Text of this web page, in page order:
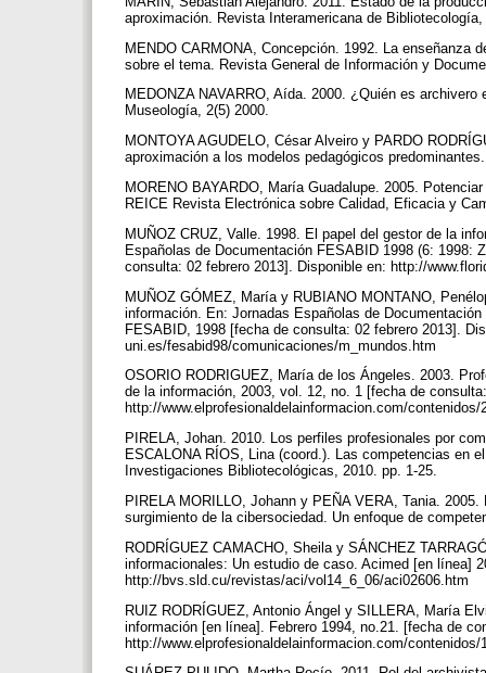
aproximación. Revista Interamericana de
MENDO CARMONA, Concepción. 1992. La enseñanza
sobre el tema. Revista General de Información y
MEDONZA NAVARRO, Aída. 2000. ¿Quién es
Museología, 2(5) 2000.
MONTOYA AGUDELO, César Alveiro y PARDO
aproximación a los modelos pedagógicos
MORENO BAYARDO, María Guadalupe. 2005.
REICE Revista Electrónica sobre Calidad, Eficacia y
MUÑOZ CRUZ, Valle. 1998. El papel del gestor de la
Españolas de Documentación FESABID 1998 (6:
consulta: 02 febrero 2013]. Disponible en: http://
MUÑOZ GÓMEZ, María y RUBIANO MONTANO,
información. En: Jornadas Españolas de
FESABID, 1998 [fecha de consulta: 02 febrero 2013].
uni.es/fesabid98/comunicaciones/m_mundos.htm
OSORIO RODRIGUEZ, María de los Ángeles. 2003.
de la información, 2003, vol. 12, no. 1 [fecha de
http://www.elprofesionaldelainformacion.com/
PIRELA, Johan. 2010. Los perfiles profesionales por
ESCALONA RÍOS, Lina (coord.). Las competencias en
Investigaciones Bibliotecológicas, 2010. pp. 1-25.
PIRELA MORILLO, Johann y PEÑA VERA, Tania.
surgimiento de la cibersociedad. Un enfoque de
RODRÍGUEZ CAMACHO, Sheila y SÁNCHEZ
informacionales: Un estudio de caso. Acimed [en línea]
http://bvs.sld.cu/revistas/aci/vol14_6_06/aci02606.htm
RUIZ RODRÍGUEZ, Antonio Ángel y SILLERA, María
información [en línea]. Febrero 1994, no.21. [fecha de
http://www.elprofesionaldelainformacion.com/